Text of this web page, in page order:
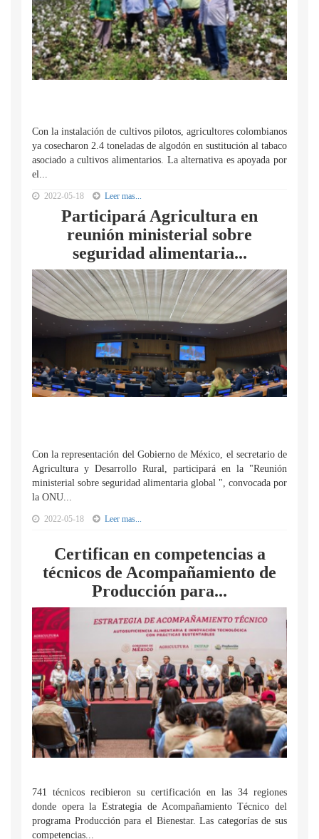
Con la instalación de cultivos pilotos, agricultores colombianos
ya cosecharon 2.4 toneladas de algodón en sustitución al tabaco
asociado a cultivos alimentarios. La alternativa es apoyada por
el...
2022-05-18 Leer mas...
Participará Agricultura en
reunión ministerial sobre
seguridad alimentaria...
Con la representación del Gobierno de México, el secretario de
Agricultura y Desarrollo Rural, participará en la "Reunión
ministerial sobre seguridad alimentaria global ", convocada por
la ONU...
2022-05-18 Leer mas...
Certifican en competencias a
técnicos de Acompañamiento de
Producción para...
741 técnicos recibieron su certificación en las 34 regiones
donde opera la Estrategia de Acompañamiento Técnico del
programa Producción para el Bienestar. Las categorías de sus
competencias...